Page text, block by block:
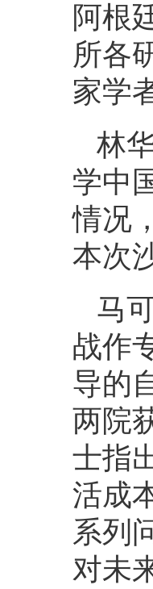
阿根
所各
家学
林
学中
情况
本次
马
战作
导的
两院
士指
活成
系列
对未